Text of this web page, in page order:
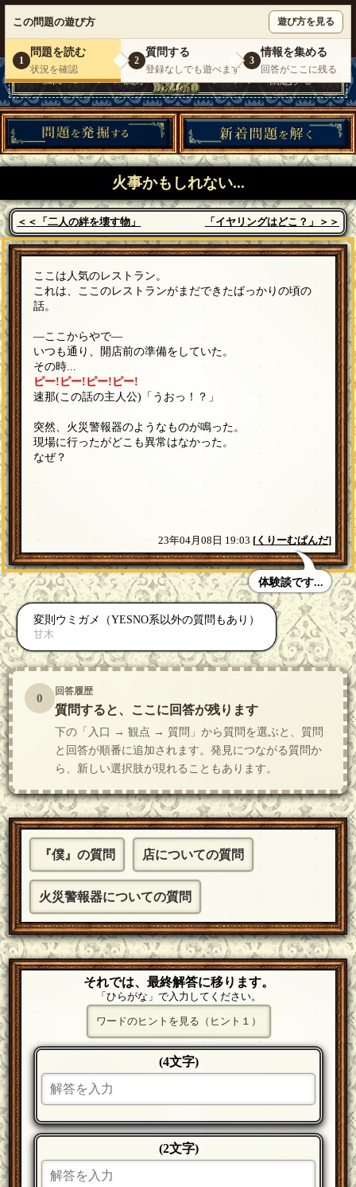
いらっしゃいませ。ゲスト |お問い合わせ
|
火事かもしれない...
＜＜「二人の絆を壊す物」 「イヤリングはどこ？」＞＞
この問題の遊び方 遊び方を見る
1
問題を読む
状況を確認
2
質問する
登録なしでも遊べます
3
情報を集める
回答がここに残る
ここは人気のレストラン。
これは、ここのレストランがまだできたばっかりの頃の
話。
―ここからやで―
いつも通り、開店前の準備をしていた。
その時...
ピー!ピー!ピー!ピー!
速那(この話の主人公)「うおっ！？」
突然、火災警報器のようなものが鳴った。
現場に行ったがどこも異常はなかった。
なぜ？
23年04月08日 19:03 [くりーむぱんだ]
体験談です...
変則ウミガメ（YESNO系以外の質問もあり）
甘木
0 回答履歴
質問すると、ここに回答が残ります
下の「入口 → 観点 → 質問」から質問を選ぶと、質問
と回答が順番に追加されます。発見につながる質問か
ら、新しい選択肢が現れることもあります。
『僕』の質問 店についての質問
火災警報器についての質問
それでは、最終解答に移ります。
「ひらがな」で入力してください。
ワードのヒントを見る（ヒント１）
(4文字)
(2文字)